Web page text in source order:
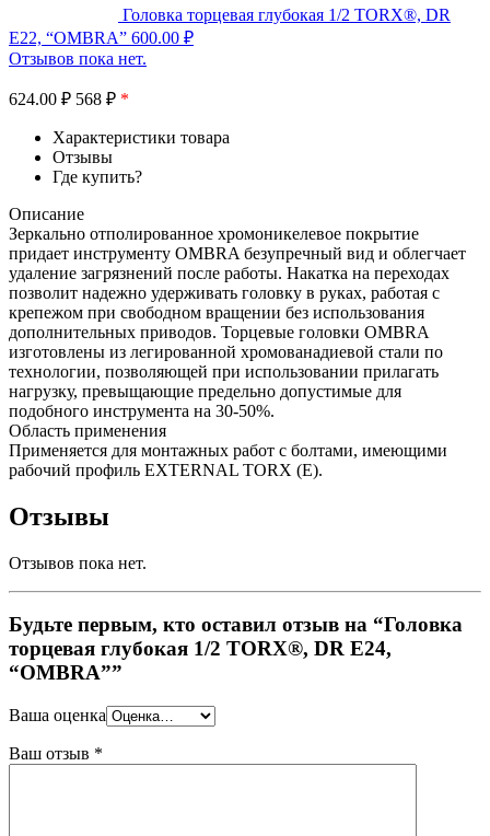
Головка торцевая глубокая 1/2 TORX®, DR
E22, “OMBRA” 600.00 ₽
Отзывов пока нет.
624.00 ₽ 568 ₽ *
Характеристики товара
Отзывы
Где купить?
Описание
Зеркально отполированное хромоникелевое покрытие
придает инструменту OMBRA безупречный вид и облегчает
удаление загрязнений после работы. Накатка на переходах
позволит надежно удерживать головку в руках, работая с
крепежом при свободном вращении без использования
дополнительных приводов. Торцевые головки OMBRA
изготовлены из легированной хромованадиевой стали по
технологии, позволяющей при использовании прилагать
нагрузку, превыщающие предельно допустимые для
подобного инструмента на 30-50%.
Область применения
Применяется для монтажных работ с болтами, имеющими
рабочий профиль EXTERNAL TORX (Е).
Отзывы
Отзывов пока нет.
Будьте первым, кто оставил отзыв на “Головка
торцевая глубокая 1/2 TORX®, DR E24,
“OMBRA””
Ваша оценка
Ваш отзыв *